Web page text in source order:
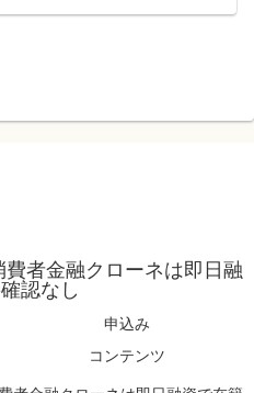
者金融クローネは即日融
認なし
申込み
コンテンツ